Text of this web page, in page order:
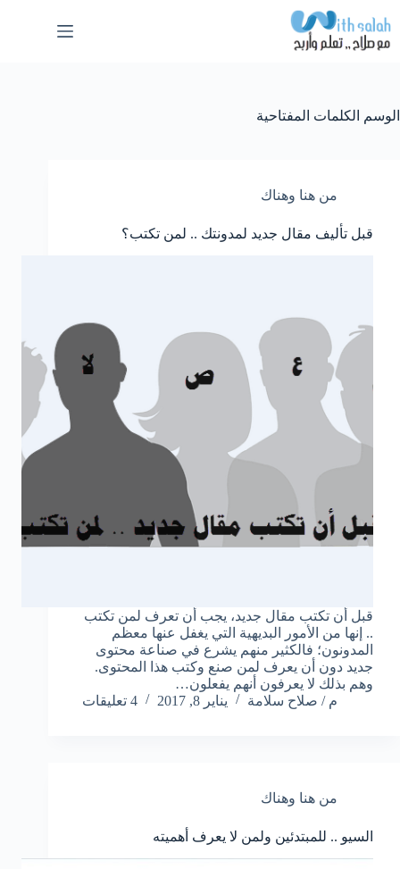
إلى
المحتوى
الوسم الكلمات المفتاحية
من هنا وهناك
قبل تأليف مقال جديد لمدونتك .. لمن تكتب؟
قبل أن تكتب مقال جديد، يجب أن تعرف لمن تكتب
.. إنها من الأمور البديهية التي يغفل عنها معظم
المدونون؛ فالكثير منهم يشرع في صناعة محتوى
جديد دون أن يعرف لمن صنع وكتب هذا المحتوى.
وهم بذلك لا يعرفون أنهم يفعلون…
م / صلاح سلامة
يناير 8, 2017 4 تعليقات
من هنا وهناك
السيو .. للمبتدئين ولمن لا يعرف أهميته